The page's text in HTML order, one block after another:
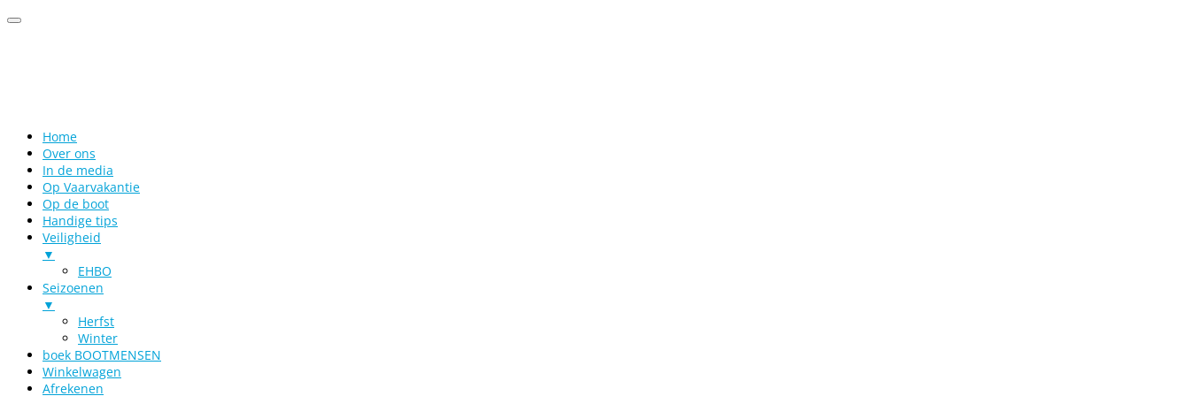
Home
Over ons
In de media
Op Vaarvakantie
Op de boot
Handige tips
Veiligheid
▼
EHBO
Seizoenen
▼
Herfst
Winter
boek BOOTMENSEN
Winkelwagen
Afrekenen